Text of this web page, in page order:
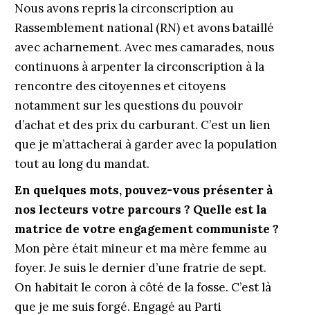
Nous avons repris la circonscription au
Rassemblement national (RN) et avons bataillé
avec acharnement. Avec mes camarades, nous
continuons à arpenter la circonscription à la
rencontre des citoyennes et citoyens
notamment sur les questions du pouvoir
d’achat et des prix du carburant. C’est un lien
que je m’attacherai à garder avec la population
tout au long du mandat.
En quelques mots, pouvez-vous présenter à
nos lecteurs votre parcours ? Quelle est la
matrice de votre engagement communiste ?
Mon père était mineur et ma mère femme au
foyer. Je suis le dernier d’une fratrie de sept.
On habitait le coron à côté de la fosse. C’est là
que je me suis forgé. Engagé au Parti